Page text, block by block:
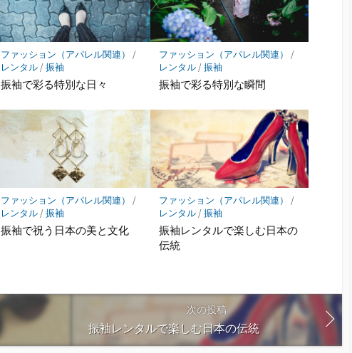
ファッション（アパレル関連）
/
レンタル/振袖
振袖で彩る特別な日々
ファッション（アパレル関連）
/
レンタル/振袖
振袖で彩る特別な瞬間
ファッション（アパレル関連）
/
レンタル/振袖
振袖で祝う日本の美と文化
ファッション（アパレル関連）
/
レンタル/振袖
振袖レンタルで楽しむ日本の
伝統
次の投稿
振袖レンタルで楽しむ日本の伝統